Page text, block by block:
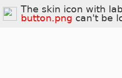
The skin icon with
button.png can't be